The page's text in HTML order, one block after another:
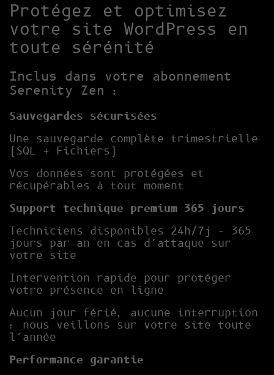
A
N
T
I
Protégez et optimisez
votre site WordPress en
toute sérénité
Inclus dans votre abonnement
Serenity Zen :
Sauvegardes sécurisées
Une sauvegarde complète trimestrielle
(SQL + Fichiers)
Vos données sont protégées et
récupérables à tout moment
Support technique premium 365 jours
Techniciens disponibles 24h/7j – 365
jours par an en cas d’attaque sur
votre site
Intervention rapide pour protéger
votre présence en ligne
Aucun jour férié, aucune interruption
: nous veillons sur votre site toute
l’année
Performance garantie